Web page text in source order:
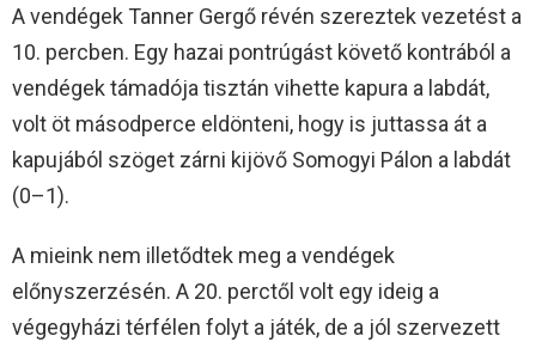
A vendégek Tanner Gergő révén szereztek vezetést a
10. percben. Egy hazai pontrúgást követő kontrából a
vendégek támadója tisztán vihette kapura a labdát,
volt öt másodperce eldönteni, hogy is juttassa át a
kapujából szöget zárni kijövő Somogyi Pálon a labdát
(0–1).
A mieink nem illetődtek meg a vendégek
előnyszerzésén. A 20. perctől volt egy ideig a
végegyházi térfélen folyt a játék, de a jól szervezett